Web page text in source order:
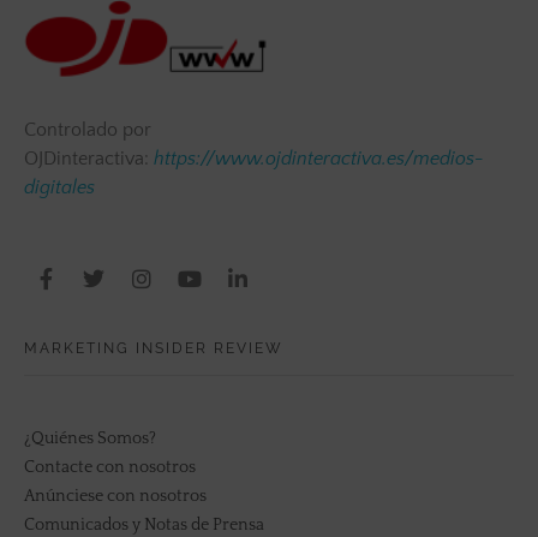
Controlado por
OJDinteractiva: https://www.ojdinteractiva.es/medios-
digitales
MARKETING INSIDER REVIEW
¿Quiénes Somos?
Contacte con nosotros
Anúnciese con nosotros
Comunicados y Notas de Prensa